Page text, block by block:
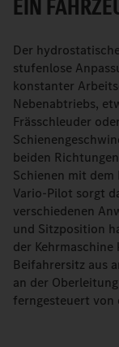
EIN
Der
stufenlose
konstanter
Nebenabtriebs,
Frässchleuder
beiden
Schienen mit
Vario-Pilot sorgt
verschiedenen
und Sitzposition
der
Beifahrersitz aus
an der
ferngesteuert von